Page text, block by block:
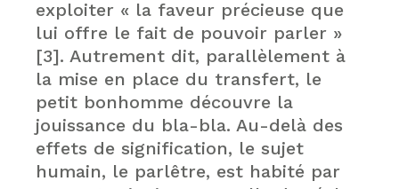
exploiter « la faveur précieuse que
lui offre le fait de pouvoir parler »
[3]. Autrement dit, parallèlement à
la mise en place du transfert, le
petit bonhomme découvre la
jouissance du bla-bla. Au-delà des
effets de signification, le sujet
humain, le parlêtre, est habité par